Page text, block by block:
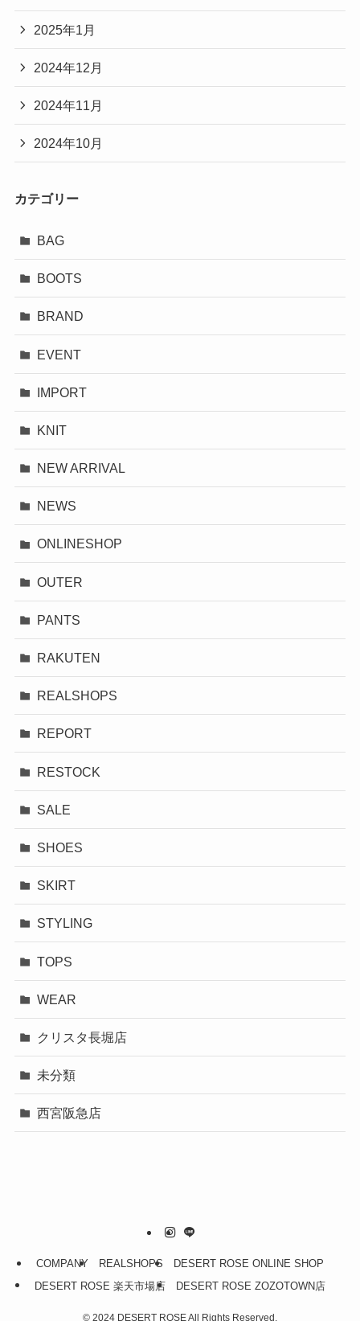
2025年1月
2024年12月
2024年11月
2024年10月
カテゴリー
BAG
BOOTS
BRAND
EVENT
IMPORT
KNIT
NEW ARRIVAL
NEWS
ONLINESHOP
OUTER
PANTS
RAKUTEN
REALSHOPS
REPORT
RESTOCK
SALE
SHOES
SKIRT
STYLING
TOPS
WEAR
クリスタ長堀店
未分類
西宮阪急店
COMPANY REALSHOPS
DESERT ROSE ONLINE SHOP
DESERT ROSE 楽天市場店
DESERT ROSE ZOZOTOWN店
© 2024 DESERT ROSE All Rights Reserved.